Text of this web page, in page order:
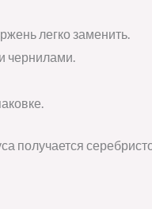
легко заменить.
чернилами.
получается